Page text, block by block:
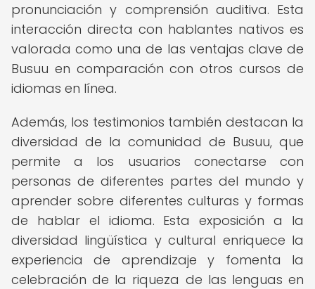
pronunciación y comprensión auditiva. Esta
interacción directa con hablantes nativos es
valorada como una de las ventajas clave de
Busuu en comparación con otros cursos de
idiomas en línea.
Además, los testimonios también destacan la
diversidad de la comunidad de Busuu, que
permite a los usuarios conectarse con
personas de diferentes partes del mundo y
aprender sobre diferentes culturas y formas
de hablar el idioma. Esta exposición a la
diversidad lingüística y cultural enriquece la
experiencia de aprendizaje y fomenta la
celebración de la riqueza de las lenguas en